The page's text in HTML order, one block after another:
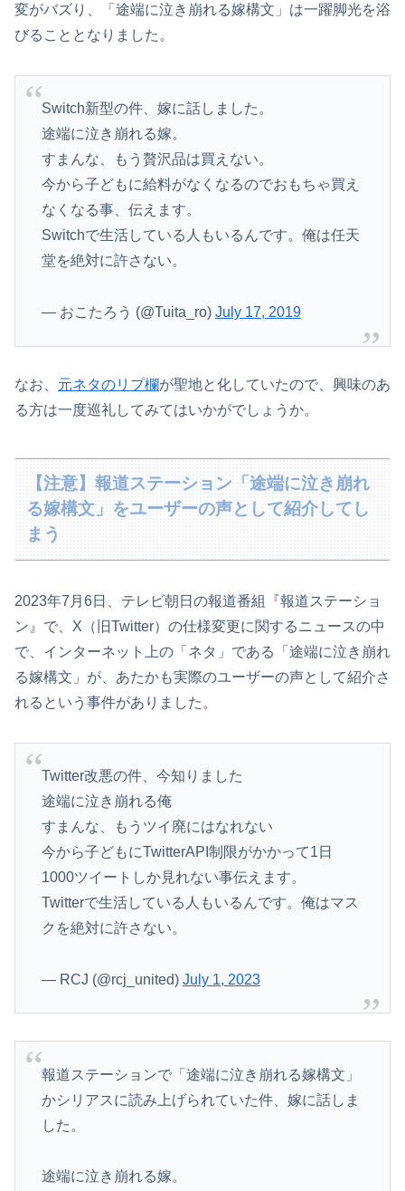
変がバズり、「途端に泣き崩れる嫁構文」は一躍脚光を浴
びることとなりました。
Switch新型の件、嫁に話しました。
途端に泣き崩れる嫁。
すまんな、もう贅沢品は買えない。
今から子どもに給料がなくなるのでおもちゃ買え
なくなる事、伝えます。
Switchで生活している人もいるんです。俺は任天
堂を絶対に許さない。
— おこたろう (@Tuita_ro) July 17, 2019
なお、 元ネタのリプ欄が聖地と化していたので、興味のあ
る方は一度巡礼してみてはいかがでしょうか。
【注意】報道ステーション「途端に泣き崩れ
る嫁構文」をユーザーの声として紹介してし
まう
2023年7月6日、テレビ朝日の報道番組『報道ステーショ
ン』で、X（旧Twitter）の仕様変更に関するニュースの中
で、インターネット上の「ネタ」である「途端に泣き崩れ
る嫁構文」が、あたかも実際のユーザーの声として紹介さ
れるという事件がありました。
Twitter改悪の件、今知りました
途端に泣き崩れる俺
すまんな、もうツイ廃にはなれない
今から子どもにTwitterAPI制限がかかって1日
1000ツイートしか見れない事伝えます。
Twitterで生活している人もいるんです。俺はマス
クを絶対に許さない。
— RCJ (@rcj_united) July 1, 2023
報道ステーションで「途端に泣き崩れる嫁構文」
かシリアスに読み上げられていた件、嫁に話しま
した。
途端に泣き崩れる嫁。